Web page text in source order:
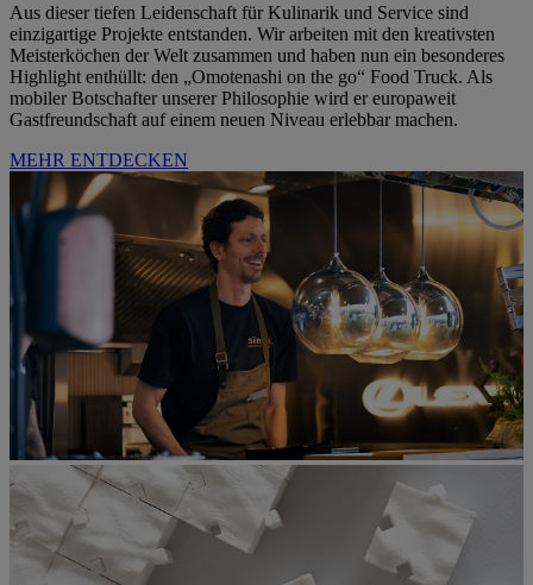
Aus dieser tiefen Leidenschaft für Kulinarik und Service sind
einzigartige Projekte entstanden. Wir arbeiten mit den kreativsten
Meisterköchen der Welt zusammen und haben nun ein besonderes
Highlight enthüllt: den „Omotenashi on the go“ Food Truck. Als
mobiler Botschafter unserer Philosophie wird er europaweit
Gastfreundschaft auf einem neuen Niveau erlebbar machen.
MEHR ENTDECKEN